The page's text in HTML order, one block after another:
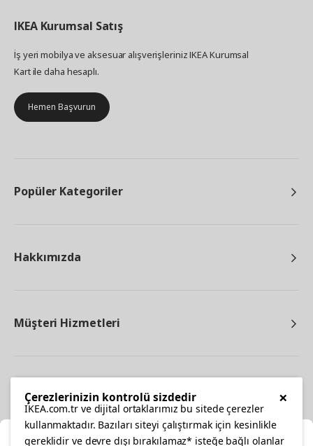
IKEA Kurumsal Satış
İş yeri mobilya ve aksesuar alışverişleriniz IKEA Kurumsal
Kart ile daha hesaplı.
Hemen Başvurun
Popüler Kategoriler
Hakkımızda
Müşteri Hizmetleri
×
Çerezlerinizin kontrolü sizdedir
IKEA.com.tr ve dijital ortaklarımız bu sitede çerezler
kullanmaktadır. Bazıları siteyi çalıştırmak için kesinlikle
gereklidir ve devre dışı bırakılamaz* isteğe bağlı olanlar